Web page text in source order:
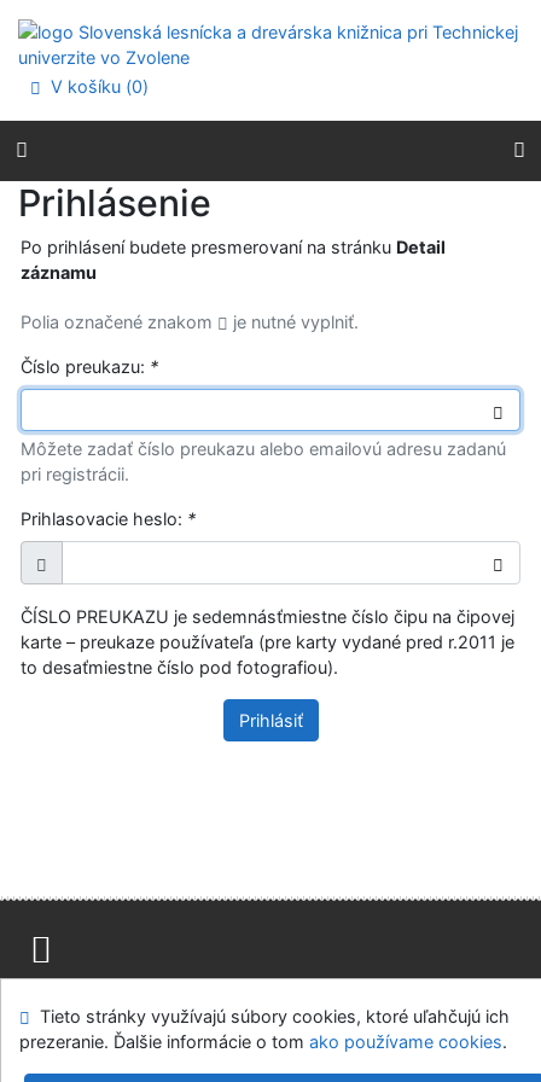
Prejsť na menu
Prehlásenie o webovej prístupnosti
V košíku (0)
Prihlásenie
Po prihlásení budete presmerovaní na stránku Detail
záznamu
Polia označené znakom je nutné vyplniť.
Číslo preukazu: *
Môžete zadať číslo preukazu alebo emailovú adresu zadanú
pri registrácii.
Prihlasovacie heslo: *
ČÍSLO PREUKAZU je sedemnásťmiestne číslo čipu na čipovej
karte – preukaze používateľa (pre karty vydané pred r.2011 je
to desaťmiestne číslo pod fotografiou).
Prihlásiť
Modul OpenSearch
Napíšte nám Nastavenie cookies
Tieto stránky využívajú súbory cookies, ktoré uľahčujú ich
prezeranie. Ďalšie informácie o tom ako používame cookies.